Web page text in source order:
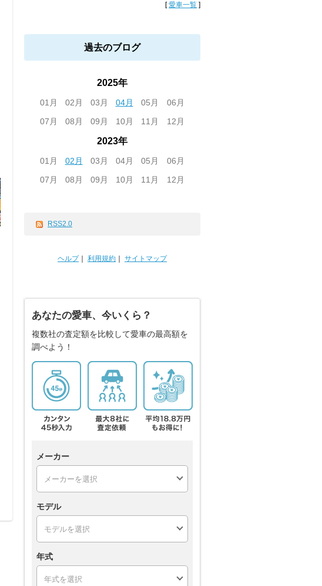
[愛車一覧 ]
過去のブログ
2025年
01月 02月 03月 04月 05月
06月
07月
08月 09月 10月 11月 12月
2023年
01月 02月 03月 04月 05月
06月
07月
08月 09月 10月 11月 12月
RSS2.0
ヘルプ｜ 利用規約 サイトマップ
あなたの愛車、今いくら？
複数社の査定額を比較して愛車の最高額を
調べよう！
メーカー
モデル
年式